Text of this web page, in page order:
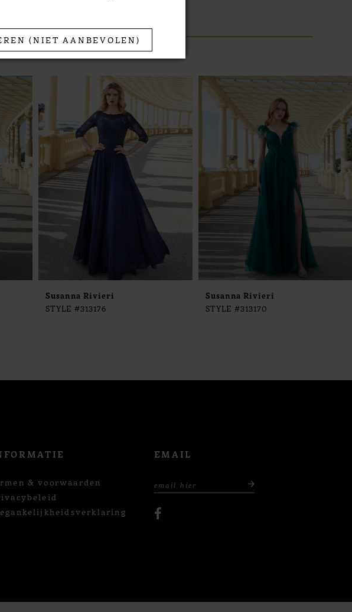
Susanna Rivieri
STYLE #313176
Susanna Rivieri
STYLE #313170
& voorwaarden
EMAIL
(NIET AANBEVOLEN)